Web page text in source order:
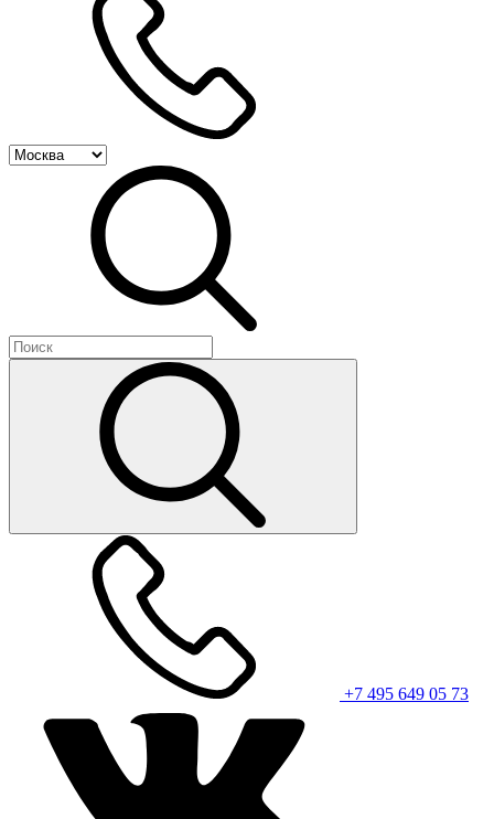
+7 495 649 05 73